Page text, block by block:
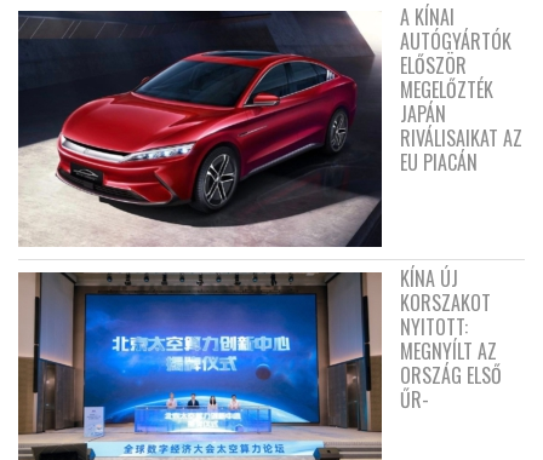
A KÍNAI
AUTÓGYÁRTÓK
ELŐSZÖR
MEGELŐZTÉK
JAPÁN
RIVÁLISAIKAT AZ
EU PIACÁN
KÍNA ÚJ
KORSZAKOT
NYITOTT:
MEGNYÍLT AZ
ORSZÁG ELSŐ
ŰR-